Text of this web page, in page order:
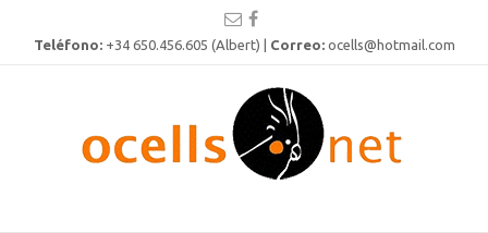
Teléfono:+34 650.456.605 (Albert) | Correo: ocells@hotmail.com